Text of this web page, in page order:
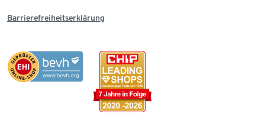
Barrierefreiheitserklärung